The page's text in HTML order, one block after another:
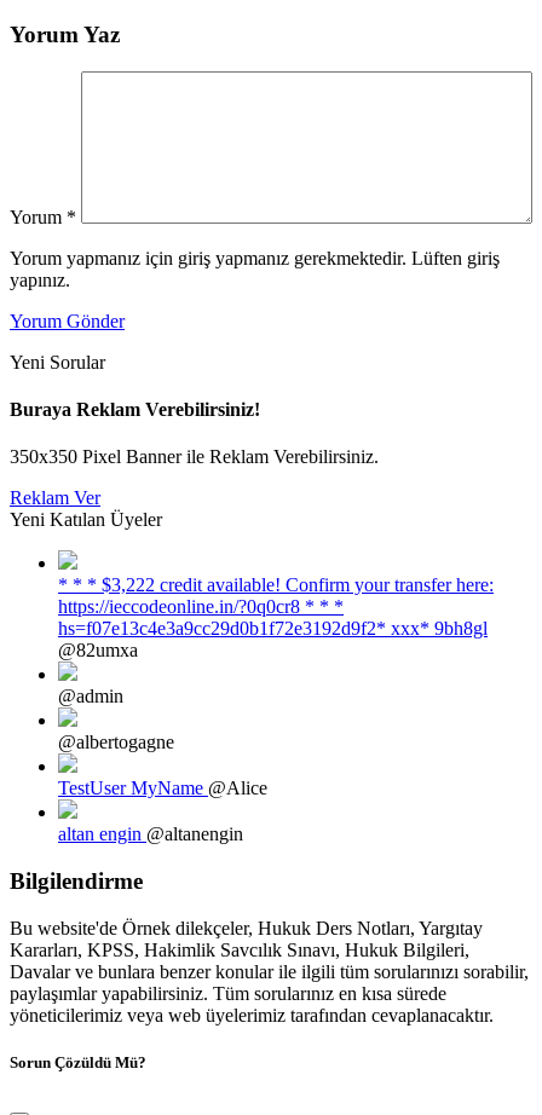
Yorum Yaz
Yorum *
Yorum yapmanız için giriş yapmanız gerekmektedir. Lüften giriş
yapınız.
Yorum Gönder
Yeni Sorular
Buraya Reklam Verebilirsiniz!
350x350 Pixel Banner ile Reklam Verebilirsiniz.
Reklam Ver
Yeni Katılan Üyeler
* * * $3,222 credit available! Confirm your transfer here:
https://ieccodeonline.in/?0q0cr8 * * *
hs=f07e13c4e3a9cc29d0b1f72e3192d9f2* ххх* 9bh8gl
@82umxa
@admin
@albertogagne
TestUser MyName @Alice
altan engin @altanengin
Bilgilendirme
Bu website'de Örnek dilekçeler, Hukuk Ders Notları, Yargıtay
Kararları, KPSS, Hakimlik Savcılık Sınavı, Hukuk Bilgileri,
Davalar ve bunlara benzer konular ile ilgili tüm sorularınızı sorabilir,
paylaşımlar yapabilirsiniz. Tüm sorularınız en kısa sürede
yöneticilerimiz veya web üyelerimiz tarafından cevaplanacaktır.
Sorun Çözüldü Mü?